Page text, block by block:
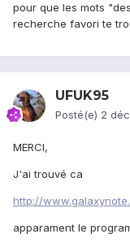
pour que les mots
recherche favori te
UFUK95
Posté(e) 2
MERCI,
J'ai trouvé ca
http://
apparament le